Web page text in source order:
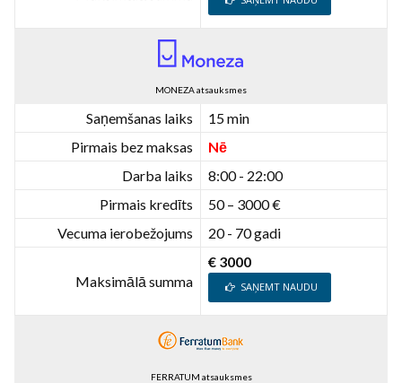
MONEZA atsauksmes
Saņemšanas laiks
15 min
Pirmais bez maksas
Nē
Darba laiks
8:00 - 22:00
Pirmais kredīts
50 – 3000 €
Vecuma ierobežojums
20 - 70 gadi
Maksimālā summa
€ 3000
SAŅEMT NAUDU
FERRATUM atsauksmes